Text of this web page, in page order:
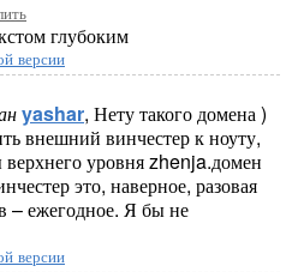
глубоким
версии
yashar, Нету такого домена )
внешний винчестер к ноуту,
уровня zhenja.домен
это, наверное, разовая
– ежегодное. Я бы не
версии